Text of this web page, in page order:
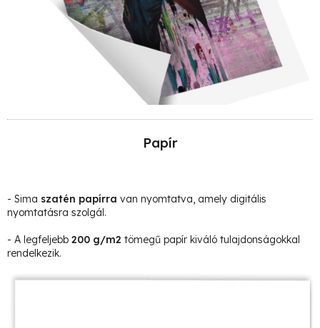
Papír
- Sima szatén papírra van nyomtatva, amely digitális
nyomtatásra szolgál.
- A legfeljebb 200 g/m2 tömegű papír kiváló tulajdonságokkal
rendelkezik.